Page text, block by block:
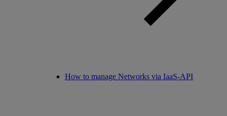
How to manage Networks via IaaS-API